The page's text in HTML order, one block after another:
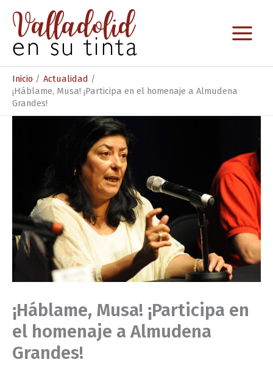
contenido
Inicio
Actualidad
¡Háblame, Musa! ¡Participa en el homenaje a Almudena
Grandes!
¡Háblame, Musa! ¡Participa en
el homenaje a Almudena
Grandes!